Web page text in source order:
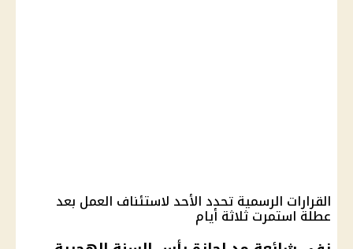
القرارات الرسمية تحدد الأحد لاستئناف العمل بعد
عطلة استمرت ثلاثة أيام